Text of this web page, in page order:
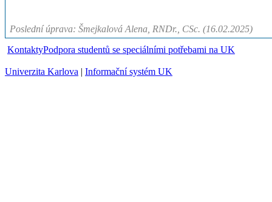
Poslední úprava: Šmejkalová Alena, RNDr., CSc. (16.02.2025)
KontaktyPodpora studentů se speciálními potřebami na UK
Univerzita Karlova | Informační systém UK